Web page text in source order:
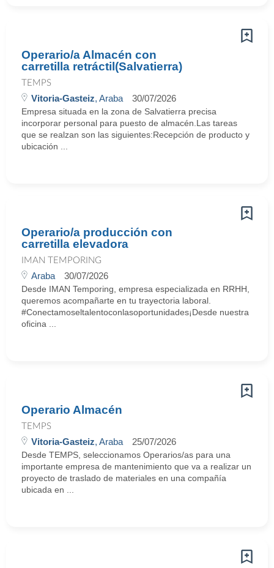
Operario/a Almacén con
carretilla retráctil(Salvatierra)
TEMPS
Vitoria-Gasteiz, Araba 30/07/2026
Empresa situada en la zona de Salvatierra precisa
incorporar personal para puesto de almacén.Las tareas
que se realzan son las siguientes:Recepción de producto y
ubicación ...
Operario/a producción con
carretilla elevadora
IMAN TEMPORING
Araba 30/07/2026
Desde IMAN Temporing, empresa especializada en RRHH,
queremos acompañarte en tu trayectoria laboral.
#Conectamoseltalentoconlasoportunidades¡Desde nuestra
oficina ...
Operario Almacén
TEMPS
Vitoria-Gasteiz, Araba 25/07/2026
Desde TEMPS, seleccionamos Operarios/as para una
importante empresa de mantenimiento que va a realizar un
proyecto de traslado de materiales en una compañía
ubicada en ...